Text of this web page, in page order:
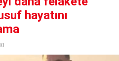
hayatını